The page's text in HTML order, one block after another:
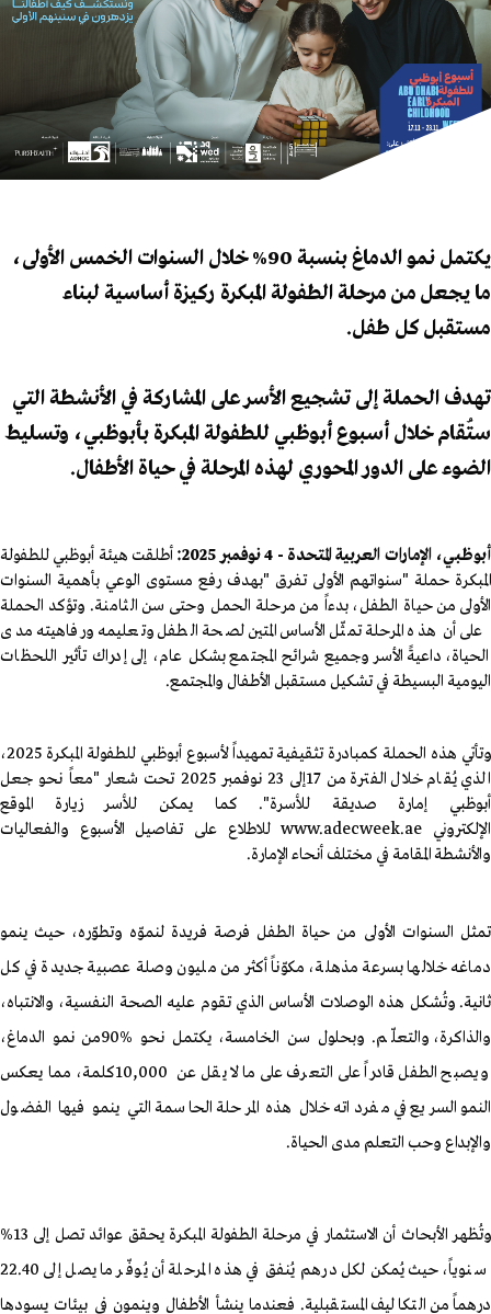
يكتمل نمو الدماغ بنسبة 90% خلال السنوات الخمس الأولى،
ما يجعل من مرحلة الطفولة المبكرة ركيزة أساسية لبناء
مستقبل كل طفل.
تهدف الحملة إلى تشجيع الأسر على المشاركة في الأنشطة التي
ستُقام خلال أسبوع أبوظبي للطفولة المبكرة بأبوظبي، وتسليط
الضوء على الدور المحوري لهذه المرحلة في حياة الأطفال.
أبوظبي، الإمارات العربية المتحدة - 4 نوفمبر 2025
: أطلقت هيئة أبوظبي للطفولة
المبكرة حملة "سنواتهم الأولى تفرق "بهدف رفع مستوى الوعي بأهمية السنوات
الأولى من حياة الطفل، بدءاً من مرحلة الحمل وحتى سن الثامنة. وتؤكد الحملة
على أن هذه المرحلة تمثّل الأساس المتين لصحة الطفل وتعليمه ورفاهيته مدى
الحياة، داعيةً الأسر وجميع شرائح المجتمع بشكل عام، إلى إدراك تأثير اللحظات
اليومية البسيطة في تشكيل مستقبل الأطفال والمجتمع.
وتأتي هذه الحملة كمبادرة تثقيفية تمهيداً لأسبوع أبوظبي للطفولة المبكرة 2025،
الذي يُقام خلال الفترة من 17
إلى 23 نوفمبر 2025 تحت شعار "معاً نحو جعل
أبوظبي إمارة صديقة للأسرة". كمايمكن للأسر زيارة الموقع
الإلكتروني www.adecweek.ae للاطلاع على تفاصيل الأسبوع والفعاليات
والأنشطة المقامة في مختلف أنحاء الإمارة.
تمثل السنوات الأولى من حياة الطفل فرصة فريدة لنموّه وتطوّره، حيث ينمو
دماغه خلالها بسرعة مذهلة، مكوّناً أكثر من مليون وصلة عصبية جديدة في كل
ثانية. وتُشكل هذه الوصلات الأساس الذي تقوم عليه الصحة النفسية، والانتباه،
والذاكرة، والتعلّم.وبحلول سن الخامسة، يكتمل نحو90%من نمو الدماغ،
ويصبح الطفل قادراً على التعرف على ما لا يقل عن 10,000كلمة، مما يعكس
النمو السريع في مفرداته خلال هذه المرحلة الحاسمة التي ينمو فيها الفضول
والإبداع وحب التعلم مدى الحياة.
وتُظهر الأبحاث أن الاستثمار في مرحلة الطفولة المبكرة يحقق عوائد تصل إلى 13%
سنوياً، حيث يُمكن لكل درهم يُنفق في هذه المرحلة أن يُوفّر ما يصل إلى 22.40
درهماً من التكاليف المستقبلية.فعندما ينشأ الأطفال وينمون في بيئات يسودها